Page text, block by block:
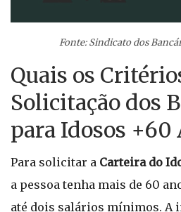
Fonte: Sindicato dos
Quais os
Solicitação dos
para Idosos +60
Para solicitar a Carteira do
a pessoa tenha mais de 60
até dois salários mínimos. A